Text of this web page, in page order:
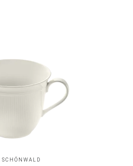
SCHÖNWALD